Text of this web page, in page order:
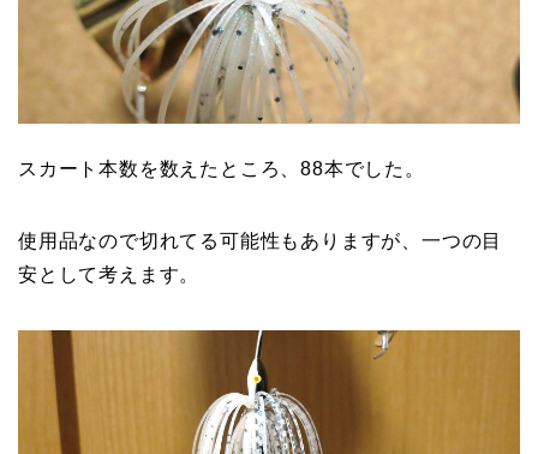
スカート本数を数えたところ、88本でした。
使用品なので切れてる可能性もありますが、一つの目
安として考えます。